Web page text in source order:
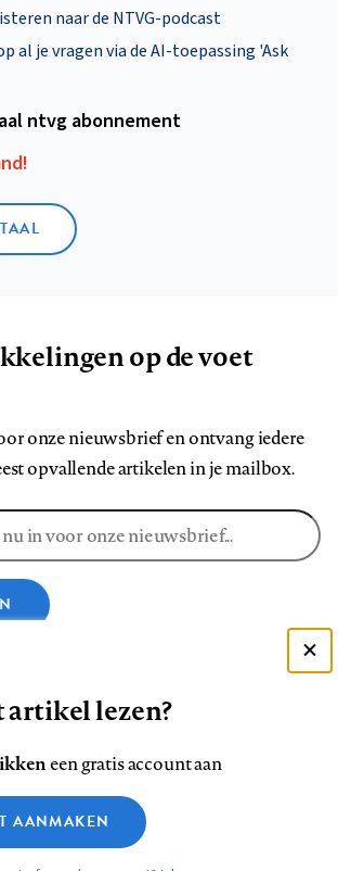
naar de NTVG-podcast
al je vragen via de AI-toepassing 'Ask
ntvg abonnement
op de voet
onze nieuwsbrief en ontvang iedere
opvallende artikelen in je mailbox.
op
Bluesky
ons
op
InstagramYouTube
Disclaimer Privacy
Medische vragen verdienen
betrouwbare antwoorden
lezen?
een gratis account aan
AANMAKEN